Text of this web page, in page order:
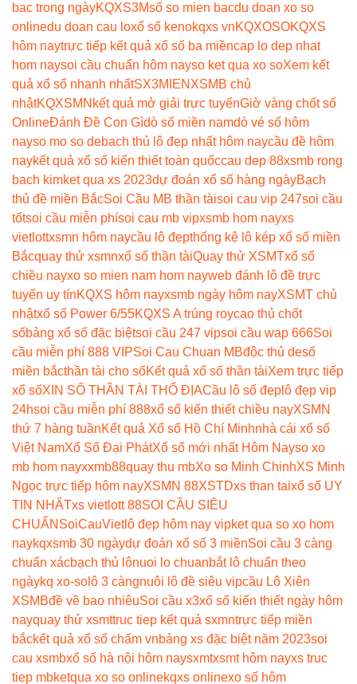
bac trong ngàyKQXS3Msố so mien bacdu doan xo so
onlinedu doan cau loxổ số kenokqxs vnKQXOSOKQXS
hôm naytrực tiếp kết quả xổ số ba miềncap lo dep nhat
hom naysoi cầu chuẩn hôm nayso ket qua xo soXem kết
quả xổ số nhanh nhấtSX3MIENXSMB chủ
nhậtKQXSMN kết quả mở giải trực tuyếnGiờ vàng chốt số
OnlineĐánh Đề Con Gìdò số miền namdò vé số hôm
nayso mo so debach thủ lô đẹp nhất hôm naycầu đề hôm
naykết quả xổ số kiến thiết toàn quốccau dep 88xsmb rong
bach kimket qua xs 2023dự đoán xổ số hàng ngàyBạch
thủ đề miền BắcSoi Cầu MB thần tàisoi cau vip 247soi cầu
tốtsoi cầu miễn phísoi cau mb vipxsmb hom nayxs
vietlottxsmn hôm naycầu lô đẹpthống kê lô kép xổ số miền
Bắcquay thử xsmnxổ số thần tàiQuay thử XSMTxổ số
chiều nayxo so mien nam hom nayweb đánh lô đề trực
tuyến uy tínKQXS hôm nayxsmb ngày hôm nayXSMT chủ
nhậtxổ số Power 6/55KQXS A trúng roycao thủ chốt
sốbảng xổ số đặc biệtsoi cầu 247 vipsoi cầu wap 666Soi
cầu miễn phí 888 VIPSoi Cau Chuan MBđộc thủ desố
miền bắcthần tài cho sốKết quả xổ số thần tàiXem trực tiếp
xổ sốXIN SỐ THẦN TÀI THỔ ĐỊACầu lô số đẹp lô đẹp vip
24hsoi cầu miễn phí 888xổ số kiến thiết chiều nayXSMN
thứ 7 hàng tuầnKết quả Xổ số Hồ Chí Minhnhà cái xổ số
Việt NamXổ Số Đại PhátXổ số mới nhất Hôm Nayso xo
mb hom nayxxmb88quay thu mbXo so Minh ChinhXS Minh
Ngọc trực tiếp hôm nayXSMN 88XSTDxs than taixổ số UY
TIN NHẤTxs vietlott 88SOI CẦU SIÊU
CHUẨN SoiCauVietlô đẹp hôm nay vipket qua so xo hom
naykqxsmb 30 ngàydự đoán xổ số 3 miềnSoi cầu 3 càng
chuẩn xácbạch thủ lônuoi lo chuanbắt lô chuẩn theo
ngàykq xo-so lô 3 càngnuôi lô đề siêu vipcầu Lô Xiên
XSMBđề về bao nhiêuSoi cầu x3xổ số kiến thiết ngày hôm
nayquay thử xsmttruc tiep kết quả sxmntrực tiếp miền
bắckết quả xổ số chấm vnbảng xs đặc biệt năm 2023soi
cau xsmbxổ số hà nội hôm naysxmtxsmt hôm nayxs truc
tiep mbketqua xo so onlinekqxs onlinexo số hôm